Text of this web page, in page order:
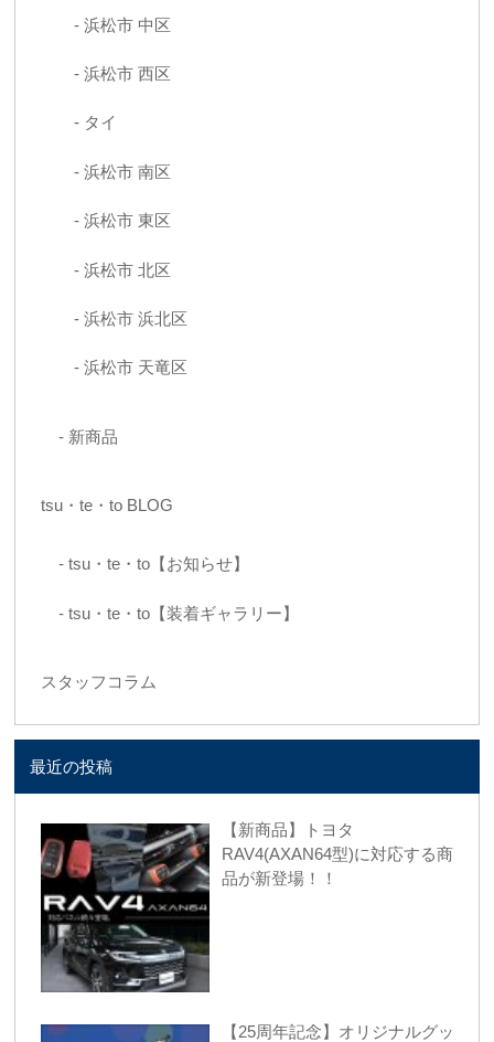
浜松市 中区
浜松市 西区
タイ
浜松市 南区
浜松市 東区
浜松市 北区
浜松市 浜北区
浜松市 天竜区
新商品
tsu・te・to BLOG
tsu・te・to【お知らせ】
tsu・te・to【装着ギャラリー】
スタッフコラム
最近の投稿
【新商品】トヨタ
RAV4(AXAN64型)に対応する商
品が新登場！！
【25周年記念】オリジナルグッ